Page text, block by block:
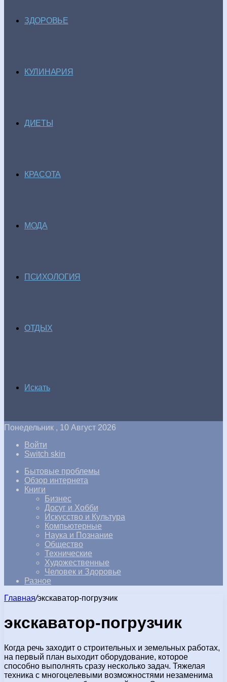
ЗДОРОВЬЕ
КУЛИНАРИЯ
ДИЕТЫ
КРАСОТА
МОДА
ПСИХОЛОГИЯ
ОТДЫХ
Искать
Понедельник , 10 Август 2026
Войти
Switch skin
Бытовые проблемы
Обзор интернета
Книги
Бизнес
Досуг и Хобби
Искусство и Культура
Компьютерные
Наука и Познание
Общество
Технические
Художественные
Человек и Здоровье
Разное
Главная/экскаватор-погрузчик
экскаватор-погрузчик
Когда речь заходит о строительных и земельных работах,
на первый план выходит оборудование, которое
способно выполнять сразу несколько задач. Тяжелая
техника с многоцелевыми возможностями незаменима